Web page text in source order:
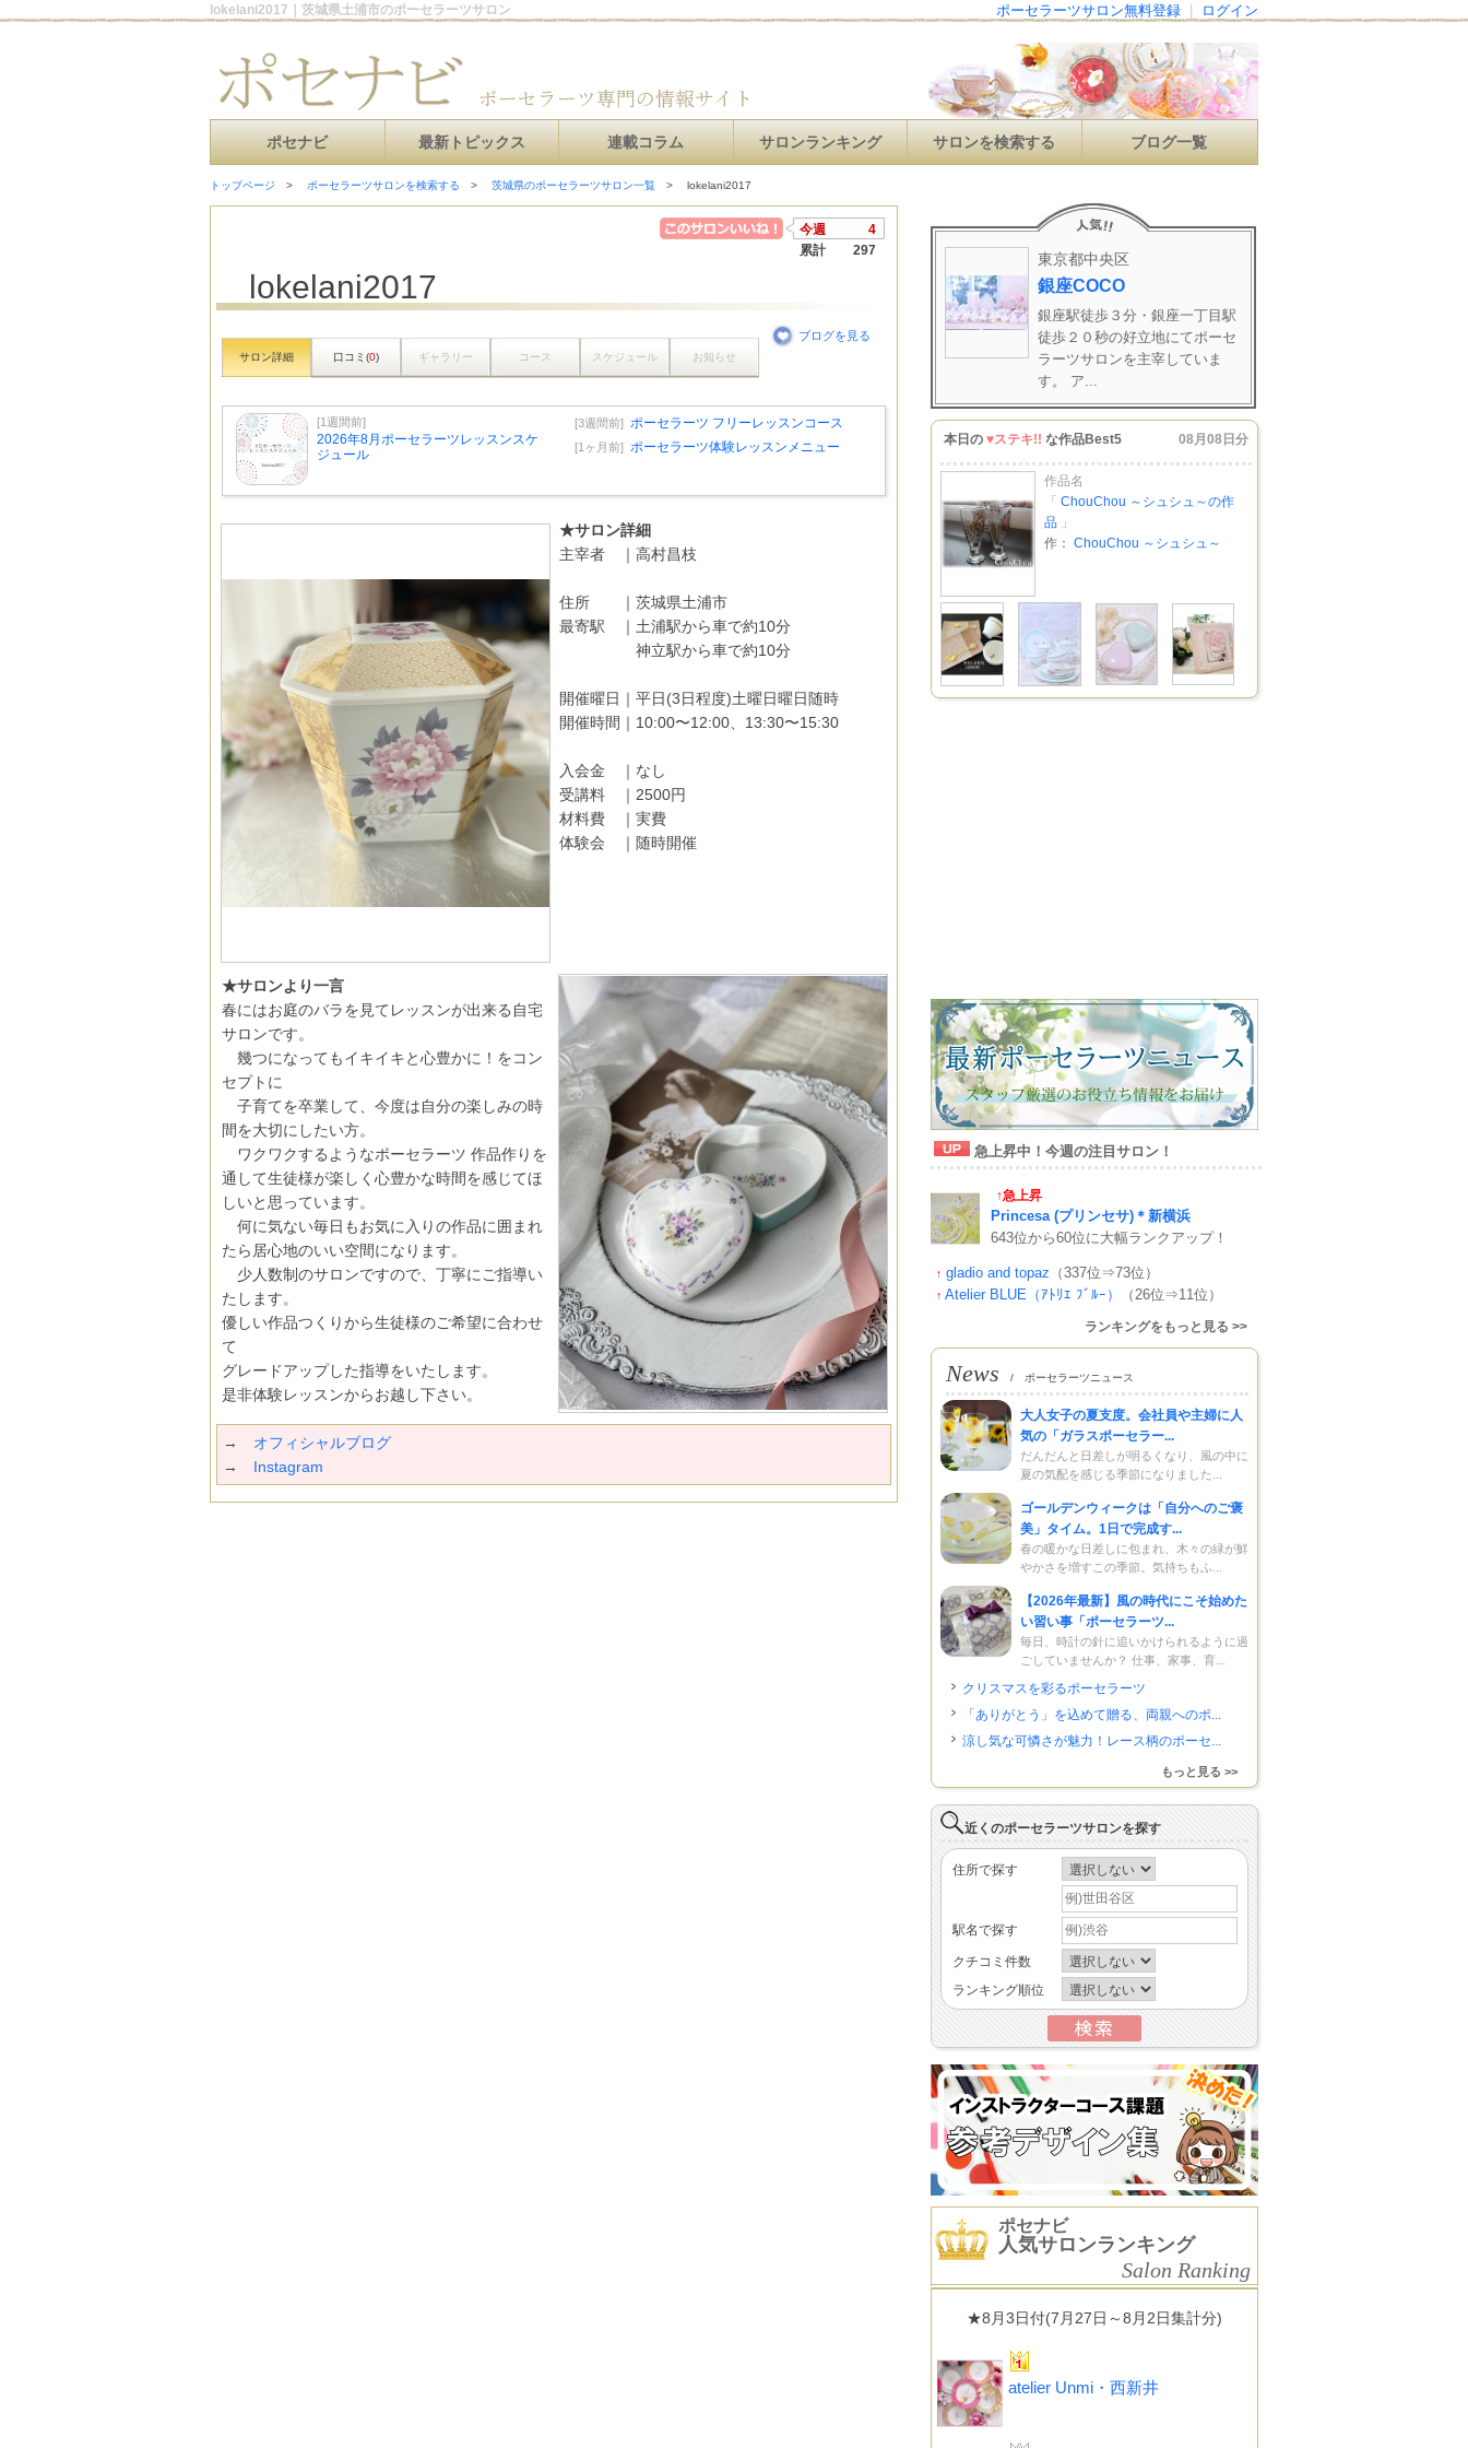
lokelani2017｜茨城県土浦市のポーセラーツサロン ログイン
ポーセラーツサロン無料登録
ポセナビ 最新トピックス 連載コラム サロンランキング サロンを検索する ブログ一覧
トップページ ポーセラーツサロンを検索する 茨城県のポーセラーツサロン一覧 lokelani2017
今週
4
累計
297
lokelani2017
サロン詳細 口コミ(0) ギャラリー コース スケジュール お知らせ
ブログを見る
[1週間前]
2026年8月ポーセラーツレッスンスケ
ジュール
[3週間前] ポーセラーツ フリーレッスンコース
[1ヶ月前] ポーセラーツ体験レッスンメニュー
★サロン詳細
主宰者 ｜高村昌枝
住所 ｜茨城県土浦市
最寄駅 ｜土浦駅から車で約10分
神立駅から車で約10分
開催曜日｜平日(3日程度)土曜日曜日随時
開催時間｜10:00〜12:00、13:30〜15:30
入会金 ｜なし
受講料 ｜2500円
材料費 ｜実費
体験会 ｜随時開催
★サロンより一言
春にはお庭のバラを見てレッスンが出来る自宅
サロンです。
幾つになってもイキイキと心豊かに！をコン
セプトに
子育てを卒業して、今度は自分の楽しみの時
間を大切にしたい方。
ワクワクするようなポーセラーツ 作品作りを
通して生徒様が楽しく心豊かな時間を感じてほ
しいと思っています。
何に気ない毎日もお気に入りの作品に囲まれ
たら居心地のいい空間になります。
少人数制のサロンですので、丁寧にご指導い
たします。
優しい作品つくりから生徒様のご希望に合わせ
て
グレードアップした指導をいたします。
是非体験レッスンからお越し下さい。
→ オフィシャルブログ
→ Instagram
東京都中央区
銀座COCO
銀座駅徒歩３分・銀座一丁目駅
徒歩２０秒の好立地にてポーセ
ラーツサロンを主宰していま
す。 ア...
本日の ♥ステキ!! な作品Best5 08月08日分
作品名
「 ChouChou ～シュシュ～の作
品 」
作： ChouChou ～シュシュ～
急上昇中！今週の注目サロン！
↑急上昇
Princesa (プリンセサ)＊新横浜
643位から60位に大幅ランクアップ！
↑ gladio and topaz （337位⇒73位）
↑ Atelier BLUE（ｱﾄﾘｴ ﾌﾞﾙｰ） （26位⇒11位）
ランキングをもっと見る >>
News / ポーセラーツニュース
大人女子の夏支度。会社員や主婦に人
気の「ガラスポーセラー...
だんだんと日差しが明るくなり、風の中に
夏の気配を感じる季節になりました...
ゴールデンウィークは「自分へのご褒
美」タイム。1日で完成す...
春の暖かな日差しに包まれ、木々の緑が鮮
やかさを増すこの季節。気持ちもふ...
【2026年最新】風の時代にこそ始めた
い習い事「ポーセラーツ...
毎日、時計の針に追いかけられるように過
ごしていませんか？ 仕事、家事、育...
クリスマスを彩るポーセラーツ
「ありがとう」を込めて贈る、両親へのポ...
涼し気な可憐さが魅力！レース柄のポーセ...
もっと見る >>
近くのポーセラーツサロンを探す
住所で探す
駅名で探す
クチコミ件数
ランキング順位
ポセナビ
人気サロンランキング
Salon Ranking
★8月3日付(7月27日～8月2日集計分)
atelier Unmi・西新井